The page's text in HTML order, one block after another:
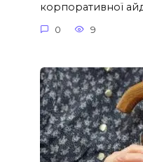
корпоративної
0 9